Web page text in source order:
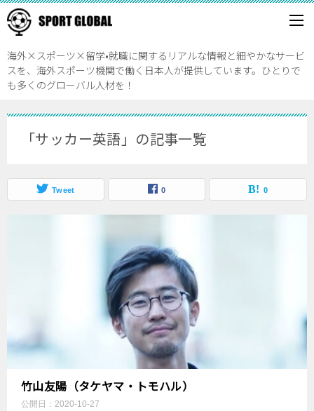
海外×スポーツ×留学•就職に関するリアルな情報と細やかなサービ
スを、海外スポーツ機関で働く日本人が提供しています。ひとりで
も多くのグローバル人材を！
「サッカー英語」の記事一覧
Tweet 0 0
竹山友陽（タケヤマ・トモハル）
公開日： 2020-10-27